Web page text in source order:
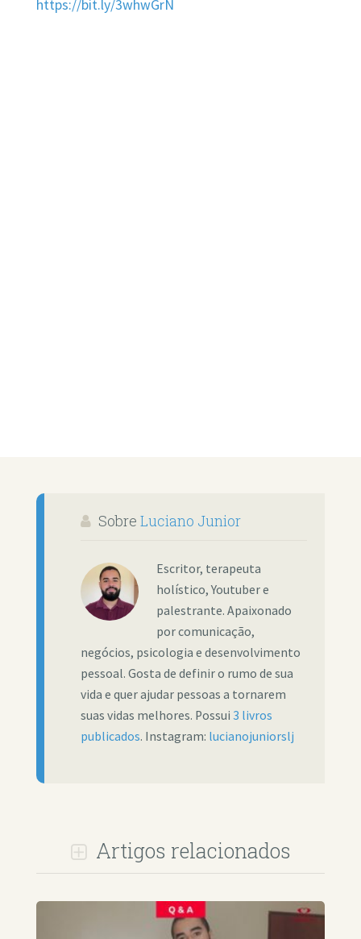
https://bit.ly/3whwGrN
Sobre Luciano Junior
Escritor, terapeuta
holístico, Youtuber e
palestrante. Apaixonado
por comunicação,
negócios, psicologia e desenvolvimento
pessoal. Gosta de definir o rumo de sua
vida e quer ajudar pessoas a tornarem
suas vidas melhores. Possui 3 livros
publicados. Instagram: lucianojuniorslj
Artigos relacionados